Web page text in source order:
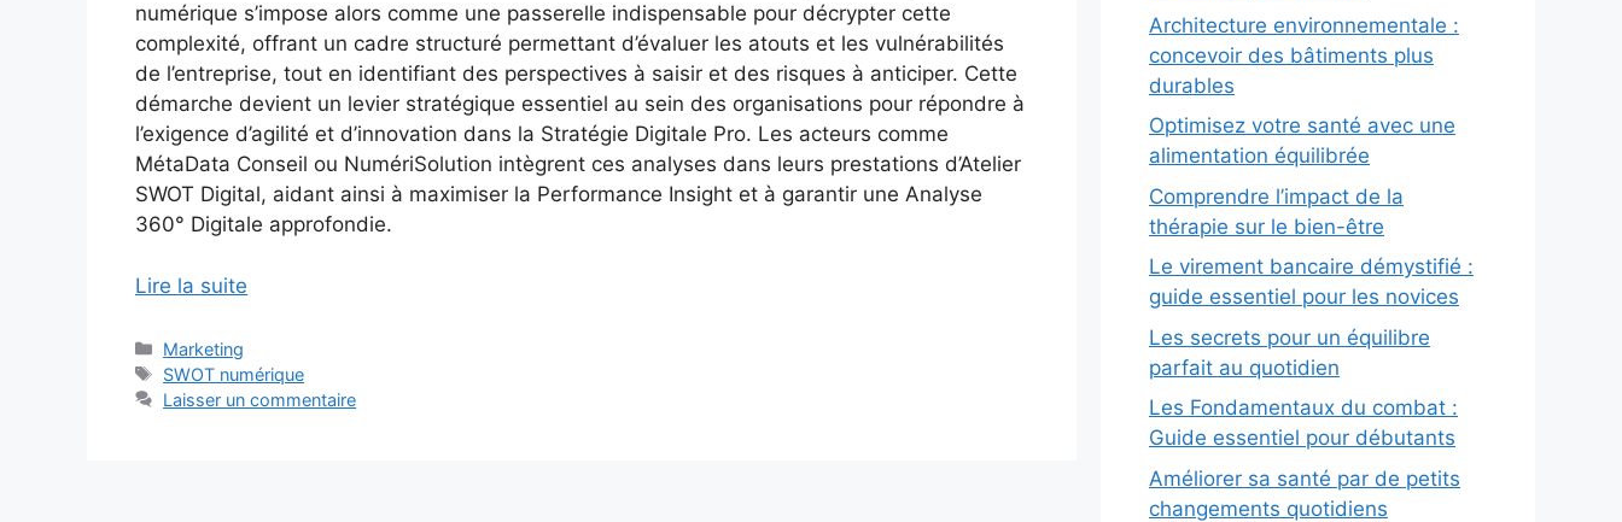
numérique s’impose alors comme une passerelle indispensable pour décrypter cette
complexité, offrant un cadre structuré permettant d’évaluer les atouts et les vulnérabilités
de l’entreprise, tout en identifiant des perspectives à saisir et des risques à anticiper. Cette
démarche devient un levier stratégique essentiel au sein des organisations pour répondre à
l’exigence d’agilité et d’innovation dans la Stratégie Digitale Pro. Les acteurs comme
MétaData Conseil ou NumériSolution intègrent ces analyses dans leurs prestations d’Atelier
SWOT Digital, aidant ainsi à maximiser la Performance Insight et à garantir une Analyse
360° Digitale approfondie.
Lire la suite
Catégories
Marketing
Étiquettes
SWOT numérique
Laisser un commentaire
Architecture environnementale :
concevoir des bâtiments plus
durables
Optimisez votre santé avec une
alimentation équilibrée
Comprendre l’impact de la
thérapie sur le bien-être
Le virement bancaire démystifié :
guide essentiel pour les novices
Les secrets pour un équilibre
parfait au quotidien
Les Fondamentaux du combat :
Guide essentiel pour débutants
Améliorer sa santé par de petits
changements quotidiens